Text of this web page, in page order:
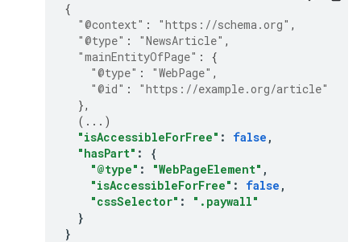
{
"@context" : "https://schema.org" ,
"@type" : "NewsArticle" ,
"mainEntityOfPage" :
{
"@type" : "WebPage" ,
"@id" :
"https://example.org/article"
},
( ... )
"isAccessibleForFree" : false ,
"hasPart" :
{
"@type" : "WebPageElement" ,
"isAccessibleForFree" : false ,
"cssSelector" :
".paywall"
}
}